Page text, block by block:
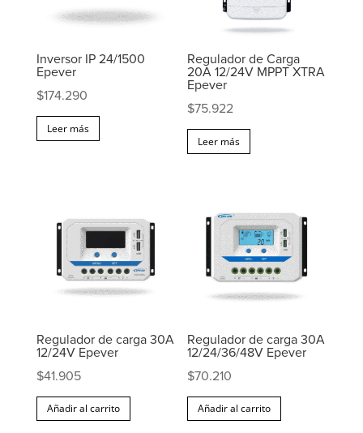
Inversor IP 24/1500
Epever
$174.290
Leer más
Regulador de Carga
20A 12/24V MPPT XTRA
Epever
$75.922
Leer más
Regulador de carga 30A
12/24V Epever
$41.905
Añadir al carrito
Regulador de carga 30A
12/24/36/48V Epever
$70.210
Añadir al carrito